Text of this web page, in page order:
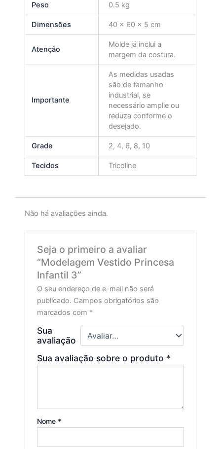
Peso 0.5 kg
Dimensões 40 × 60 × 5 cm
Atenção
Molde já inclui a
margem da costura.
Importante
As medidas usadas
são de tamanho
industrial, se
necessário amplie ou
reduza conforme o
desejado.
Grade 2, 4, 6, 8, 10
Tecidos Tricoline
Não há avaliações ainda.
Seja o primeiro a avaliar
“Modelagem Vestido Princesa
Infantil 3”
O seu endereço de e-mail não será
publicado. Campos obrigatórios são
marcados com *
Sua
avaliação
Sua avaliação sobre o produto *
Nome *